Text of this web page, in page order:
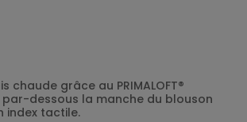
grâce au PRIMALOFT®
dessous la manche du blouson
index tactile.